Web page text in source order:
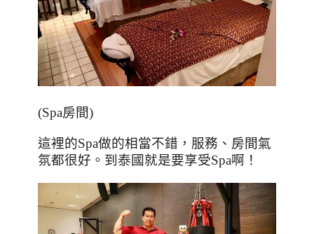
(Spa房間)
這裡的Spa做的相當不錯，服務、房間氣
氛都很好。到泰國就是要享受Spa啊！